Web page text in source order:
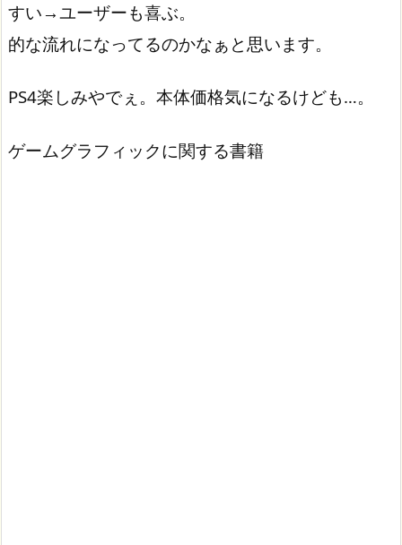
すい→ユーザーも喜ぶ。
的な流れになってるのかなぁと思います。
PS4楽しみやでぇ。本体価格気になるけども…。
ゲームグラフィックに関する書籍